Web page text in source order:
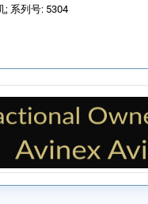
; 系列号: 5304